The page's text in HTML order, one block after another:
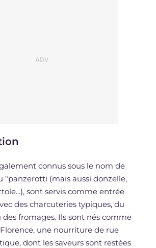
connus sous le nom de
"panzerotti (mais aussi donzelle,
sont servis comme entrée
des charcuteries typiques, du
des fromages. Ils sont nés comme
une nourriture de rue
dont les saveurs sont restées